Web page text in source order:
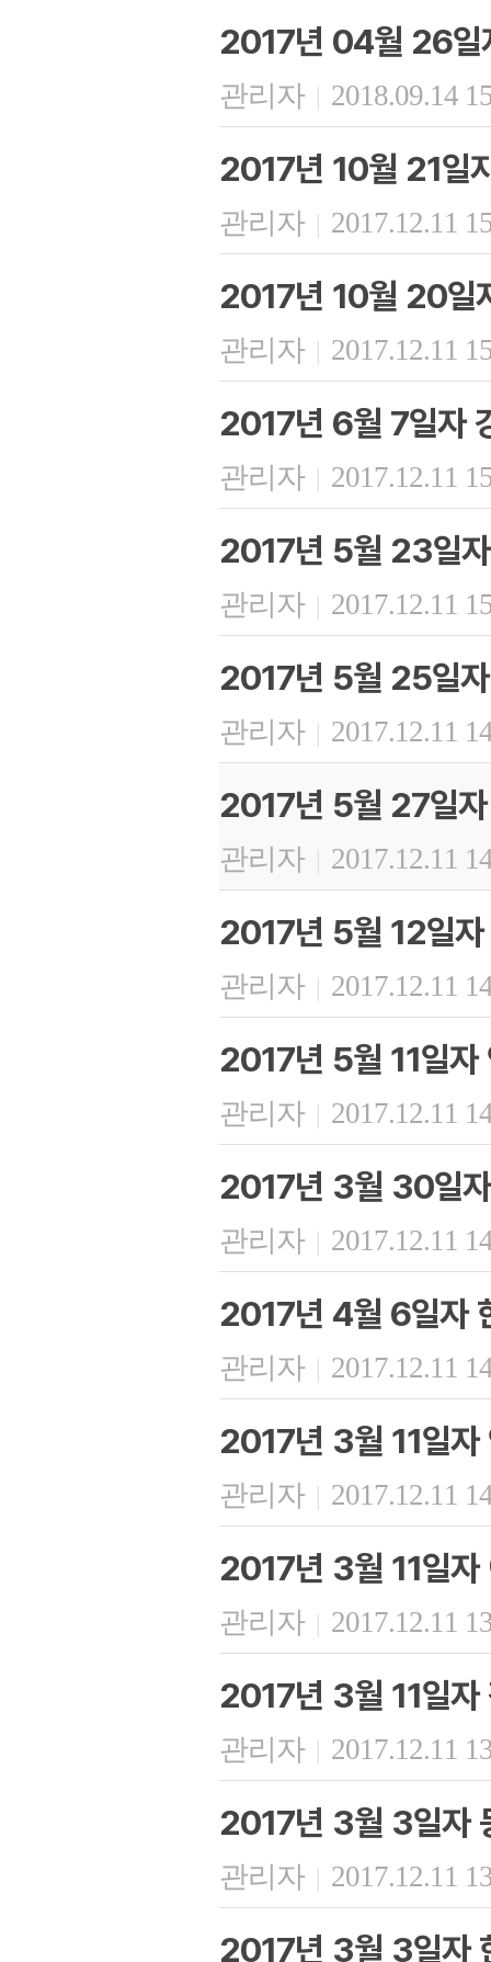
2017년 04월 26일
관리자 | 2018.09.14
2017년 10월 21일
관리자 | 2017.12.11
2017년 10월 20일
관리자 | 2017.12.11
2017년 6월 7일자
관리자 | 2017.12.11
2017년 5월 23일
관리자 | 2017.12.11
2017년 5월 25일
관리자 | 2017.12.11
2017년 5월 27일자
관리자 | 2017.12.11
2017년 5월 12일자
관리자 | 2017.12.11
2017년 5월 11일자
관리자 | 2017.12.11
2017년 3월 30일
관리자 | 2017.12.11
2017년 4월 6일자
관리자 | 2017.12.11
2017년 3월 11일자
관리자 | 2017.12.11
2017년 3월 11일자
관리자 | 2017.12.11
2017년 3월 11일자
관리자 | 2017.12.11
2017년 3월 3일자
관리자 | 2017.12.11
2017년 3월 3일자